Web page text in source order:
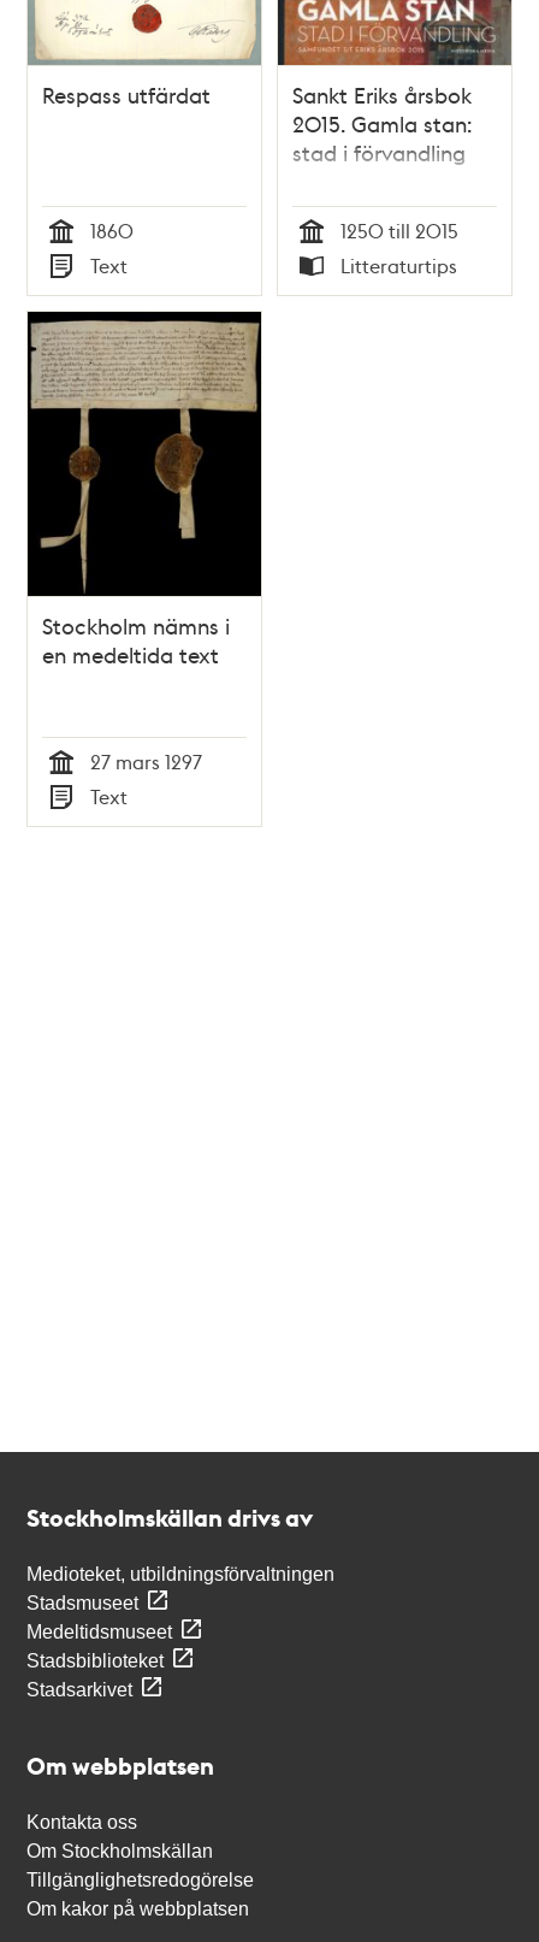
Respass utfärdat
Tid
1860
Typ
Text
Sankt Eriks årsbok
2015. Gamla stan:
stad i förvandling
Tid
1250 till 2015
Typ
Litteraturtips
Stockholm nämns i
en medeltida text
Tid
27 mars 1297
Typ
Text
Stockholmskällan drivs av
Medioteket, utbildningsförvaltningen
Stadsmuseet
Medeltidsmuseet
Stadsbiblioteket
Stadsarkivet
Om webbplatsen
Kontakta oss
Om Stockholmskällan
Tillgänglighetsredogörelse
Om kakor på webbplatsen